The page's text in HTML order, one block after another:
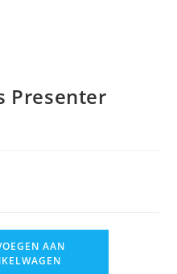
Presenter
AAN